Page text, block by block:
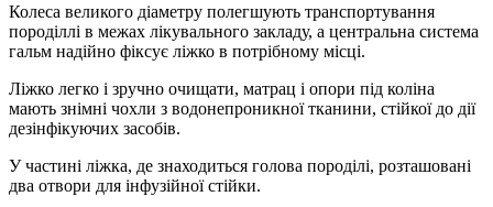
Колеса великого діаметру полегшують транспортування
породіллі в межах лікувального закладу, а центральна система
гальм надійно фіксує ліжко в потрібному місці.
Ліжко легко і зручно очищати, матрац і опори під коліна
мають знімні чохли з водонепроникної тканини, стійкої до дії
дезінфікуючих засобів.
У частині ліжка, де знаходиться голова породілі, розташовані
два отвори для інфузійної стійки.